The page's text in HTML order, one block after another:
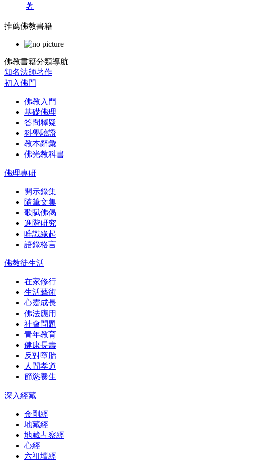
著
推薦佛教書籍
佛教書籍分類導航
知名法師著作
初入佛門
佛教入門
基礎佛理
答問釋疑
科學驗證
教本辭彙
佛光教科書
佛理專研
開示錄集
隨筆文集
歌賦佛偈
進階研究
唯識緣起
語錄格言
佛教徒生活
在家修行
生活藝術
心靈成長
佛法應用
社會問題
青年教育
健康長壽
反對墮胎
人間孝道
節慾養生
深入經藏
金剛經
地藏經
地藏占察經
心經
六祖壇經